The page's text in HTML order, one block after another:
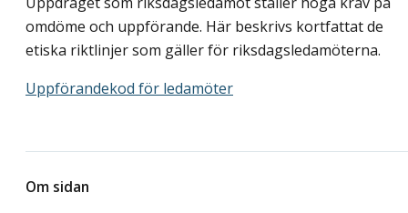
omdöme och uppförande. Här beskrivs kortfattat de
etiska riktlinjer som gäller för riksdagsledamöterna.
Uppförandekod för ledamöter
Om sidan